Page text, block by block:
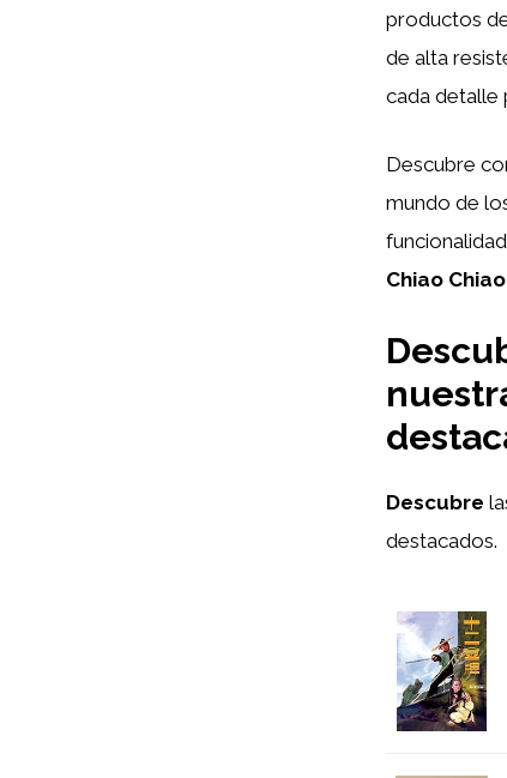
productos
de alta
cada detalle
Descubre
mundo de
Chiao Chiao
Descubre
destacados.